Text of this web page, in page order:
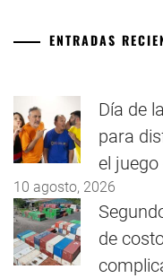
ENTRADAS
Día de
para
el
10 agosto, 2026
de